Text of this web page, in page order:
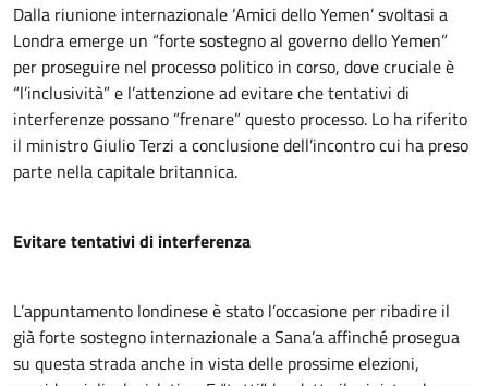
Dalla riunione internazionale ‘Amici dello Yemen’ svoltasi a
Londra emerge un “forte sostegno al governo dello Yemen”
per proseguire nel processo politico in corso, dove cruciale è
“l’inclusività” e l’attenzione ad evitare che tentativi di
interferenze possano ”frenare” questo processo. Lo ha riferito
il ministro Giulio Terzi a conclusione dell’incontro cui ha preso
parte nella capitale britannica.
Evitare tentativi di interferenza
L’appuntamento londinese è stato l’occasione per ribadire il
già forte sostegno internazionale a Sana’a affinché prosegua
su questa strada anche in vista delle prossime elezioni,